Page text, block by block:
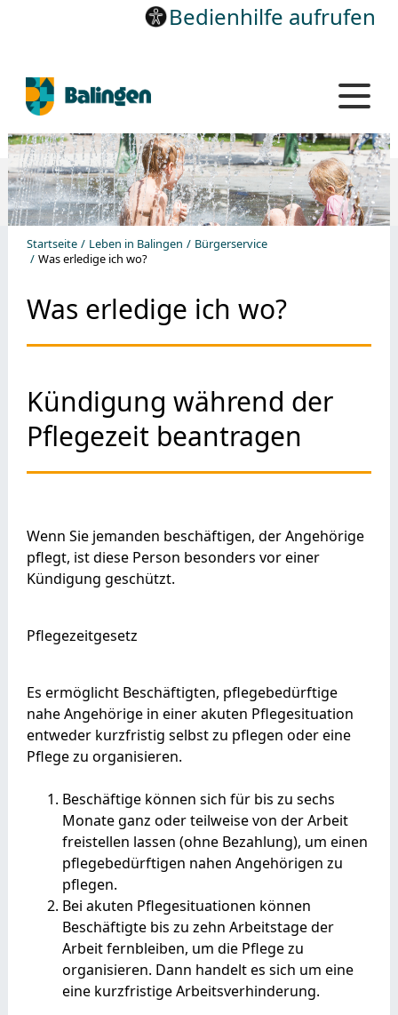
Bedienhilfe aufrufen
Startseite Leben in Balingen
Bürgerservice
Was erledige ich wo?
Was erledige ich wo?
Kündigung während der
Pflegezeit beantragen
Wenn Sie jemanden beschäftigen, der Angehörige
pflegt, ist diese Person besonders vor einer
Kündigung geschützt.
Pflegezeitgesetz
Es ermöglicht Beschäftigten, pflegebedürftige
nahe Angehörige in einer akuten Pflegesituation
entweder kurzfristig selbst zu pflegen oder eine
Pflege zu organisieren.
Beschäftige können sich für bis zu sechs
Monate ganz oder teilweise von der Arbeit
freistellen lassen (ohne Bezahlung), um einen
pflegebedürftigen nahen Angehörigen zu
pflegen.
Bei akuten Pflegesituationen können
Beschäftigte bis zu zehn Arbeitstage der
Arbeit fernbleiben, um die Pflege zu
organisieren. Dann handelt es sich um eine
eine kurzfristige Arbeitsverhinderung.